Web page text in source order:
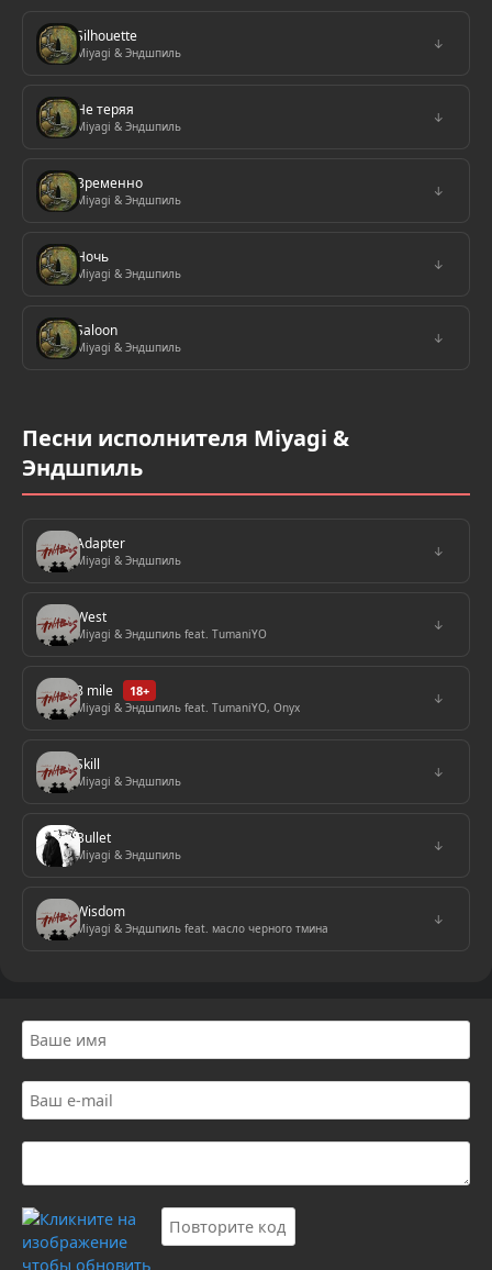
Silhouette
Miyagi & Эндшпиль
↓
Не теряя
Miyagi & Эндшпиль
↓
Временно
Miyagi & Эндшпиль
↓
Ночь
Miyagi & Эндшпиль
↓
Saloon
Miyagi & Эндшпиль
↓
Песни исполнителя Miyagi &
Эндшпиль
Adapter
Miyagi & Эндшпиль
↓
West
Miyagi & Эндшпиль feat. TumaniYO
↓
8 mile 18+
Miyagi & Эндшпиль feat. TumaniYO, Onyx
↓
Skill
Miyagi & Эндшпиль
↓
Bullet
Miyagi & Эндшпиль
↓
Wisdom
Miyagi & Эндшпиль feat. масло черного тмина
↓